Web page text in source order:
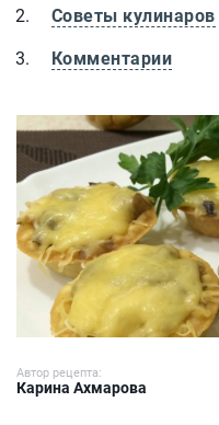
Советы кулинаров
Комментарии
Жюльен в тарталетках
Автор рецепта:
Карина Ахмарова